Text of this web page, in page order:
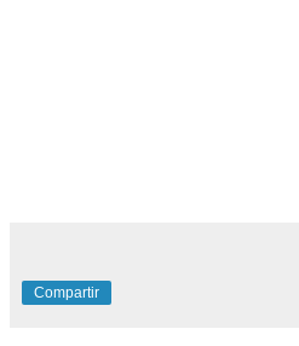
Compartir